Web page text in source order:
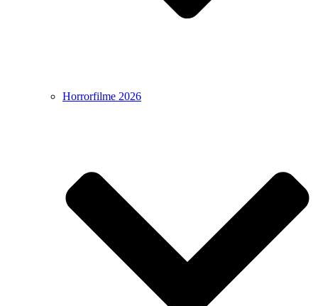
Horrorfilme 2026